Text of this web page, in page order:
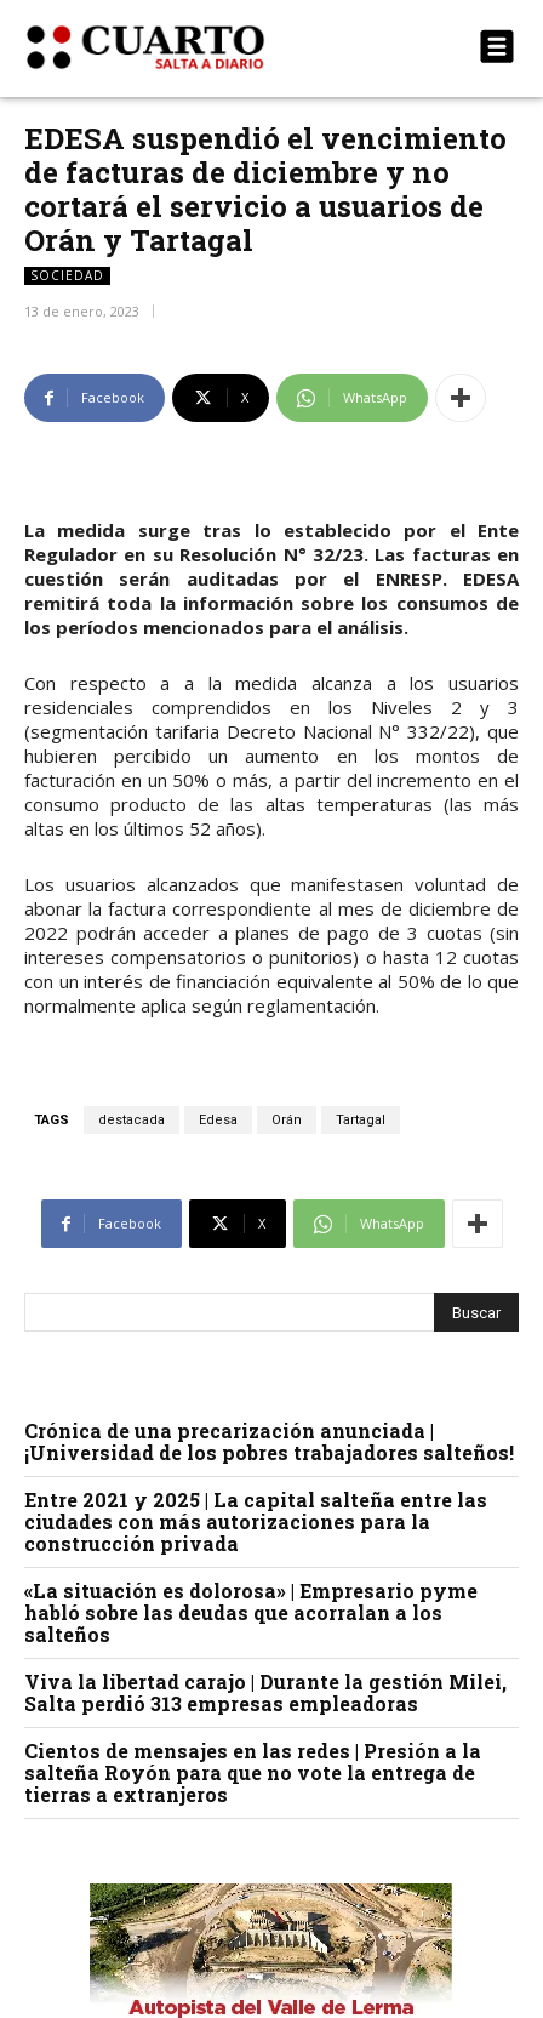
EDESA suspendió el vencimiento
de facturas de diciembre y no
cortará el servicio a usuarios de
Orán y Tartagal
SOCIEDAD
13 de enero, 2023
Facebook X WhatsApp
La medida surge tras lo establecido por el Ente
Regulador en su Resolución N° 32/23. Las facturas en
cuestión serán auditadas por el ENRESP. EDESA
remitirá toda la información sobre los consumos de
los períodos mencionados para el análisis.
Con respecto a a la medida alcanza a los usuarios
residenciales comprendidos en los Niveles 2 y 3
(segmentación tarifaria Decreto Nacional N° 332/22), que
hubieren percibido un aumento en los montos de
facturación en un 50% o más, a partir del incremento en el
consumo producto de las altas temperaturas (las más
altas en los últimos 52 años).
Los usuarios alcanzados que manifestasen voluntad de
abonar la factura correspondiente al mes de diciembre de
2022 podrán acceder a planes de pago de 3 cuotas (sin
intereses compensatorios o punitorios) o hasta 12 cuotas
con un interés de financiación equivalente al 50% de lo que
normalmente aplica según reglamentación.
TAGS destacada Edesa Orán Tartagal
Facebook X WhatsApp
Crónica de una precarización anunciada |
¡Universidad de los pobres trabajadores salteños!
Entre 2021 y 2025 | La capital salteña entre las
ciudades con más autorizaciones para la
construcción privada
«La situación es dolorosa» | Empresario pyme
habló sobre las deudas que acorralan a los
salteños
Viva la libertad carajo | Durante la gestión Milei,
Salta perdió 313 empresas empleadoras
Cientos de mensajes en las redes | Presión a la
salteña Royón para que no vote la entrega de
tierras a extranjeros